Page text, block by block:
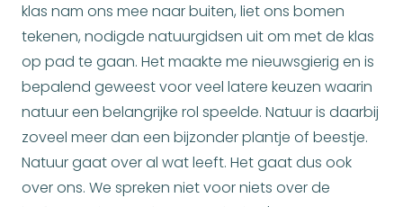
klas nam ons mee naar buiten, liet ons bomen
tekenen, nodigde natuurgidsen uit om met de klas
op pad te gaan. Het maakte me nieuwsgierig en is
bepalend geweest voor veel latere keuzen waarin
natuur een belangrijke rol speelde. Natuur is daarbij
zoveel meer dan een bijzonder plantje of beestje.
Natuur gaat over al wat leeft. Het gaat dus ook
over ons. We spreken niet voor niets over de